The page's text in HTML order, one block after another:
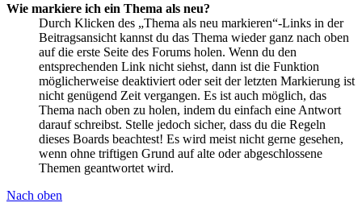
Wie markiere ich ein Thema als neu?
Durch Klicken des „Thema als neu markieren“-Links in der
Beitragsansicht kannst du das Thema wieder ganz nach oben
auf die erste Seite des Forums holen. Wenn du den
entsprechenden Link nicht siehst, dann ist die Funktion
möglicherweise deaktiviert oder seit der letzten Markierung ist
nicht genügend Zeit vergangen. Es ist auch möglich, das
Thema nach oben zu holen, indem du einfach eine Antwort
darauf schreibst. Stelle jedoch sicher, dass du die Regeln
dieses Boards beachtest! Es wird meist nicht gerne gesehen,
wenn ohne triftigen Grund auf alte oder abgeschlossene
Themen geantwortet wird.
Nach oben